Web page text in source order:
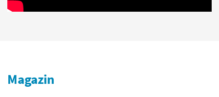
Magazin